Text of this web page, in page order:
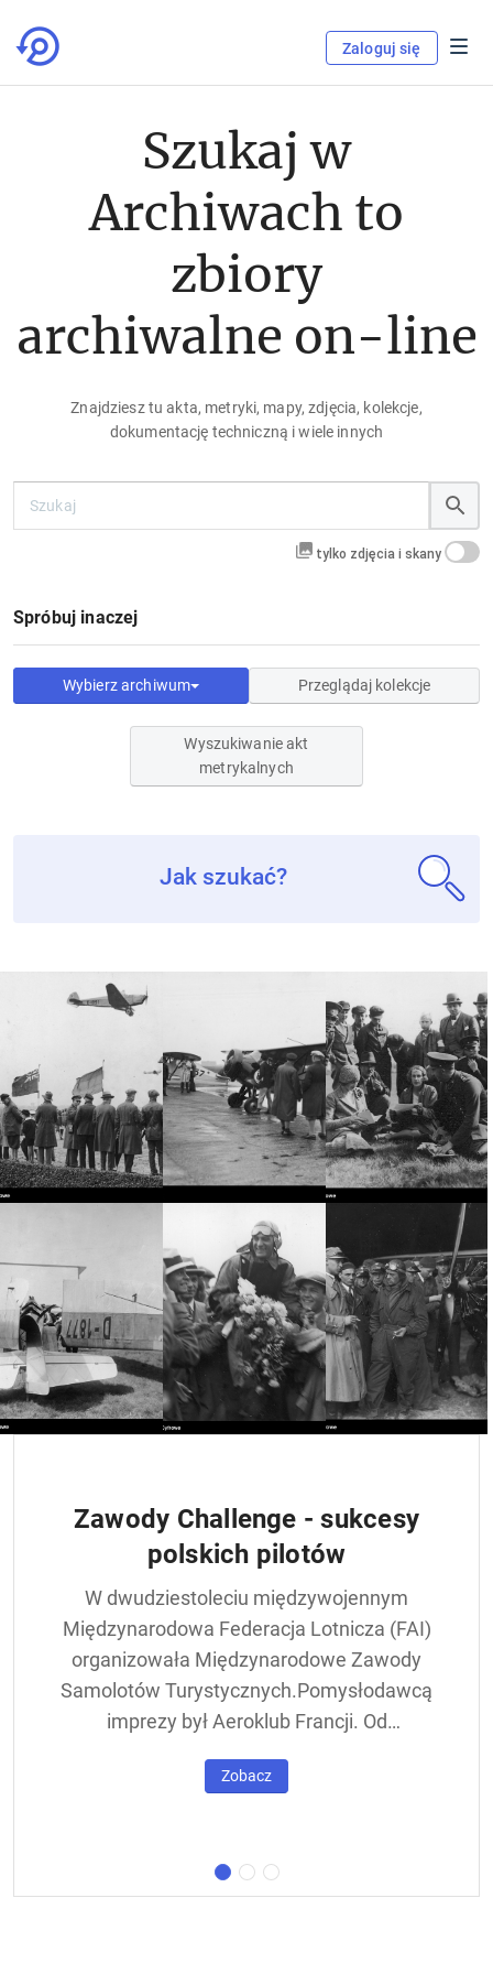
Zaloguj się
Szukaj w
Archiwach to
zbiory
archiwalne on-line
Znajdziesz tu akta, metryki, mapy, zdjęcia, kolekcje,
dokumentację techniczną i wiele innych
tylko zdjęcia i skany
Spróbuj inaczej
Wybierz archiwum Przeglądaj kolekcje
Wyszukiwanie akt
metrykalnych
Jak szukać?
Zawody Challenge - sukcesy
polskich pilotów
W dwudziestoleciu międzywojennym
Międzynarodowa Federacja Lotnicza (FAI)
organizowała Międzynarodowe Zawody
Samolotów Turystycznych.Pomysłodawcą
imprezy był Aeroklub Francji. Od
de Tourisme – zawody nazywane były w
trasie znajdowała się m.in. Warszawa.
Zobacz